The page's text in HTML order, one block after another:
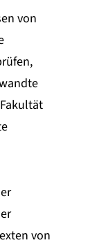
von
von